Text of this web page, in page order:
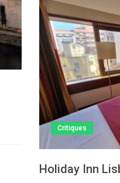
Critiques
Holiday Inn